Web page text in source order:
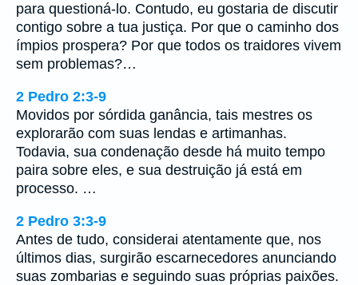
para questioná-lo. Contudo, eu gostaria de discutir
contigo sobre a tua justiça. Por que o caminho dos
ímpios prospera? Por que todos os traidores vivem
sem problemas?…
2 Pedro 2:3-9
Movidos por sórdida ganância, tais mestres os
explorarão com suas lendas e artimanhas.
Todavia, sua condenação desde há muito tempo
paira sobre eles, e sua destruição já está em
processo. …
2 Pedro 3:3-9
Antes de tudo, considerai atentamente que, nos
últimos dias, surgirão escarnecedores anunciando
suas zombarias e seguindo suas próprias paixões.